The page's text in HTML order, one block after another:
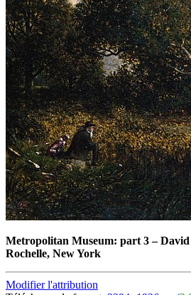
Metropolitan Museum: part 3–David
Rochelle, New York
Modifier l'attribution